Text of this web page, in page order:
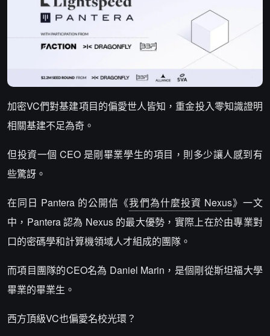
加密VC們對基建項目的偏愛世人皆知，重金投入零知識證明
相關基建不足為奇。
但投資一個 CEO 是剛畢業學生的項目，則多少讓人感到有
些驚訝。
在同日 Pantera 的公開信《我們為什麼投資 Nexus》一文
中，Pantera 認為 Nexus 的最大優勢，實際上在於由專業對
口的密碼學和計算機領域人才組成的團隊。
而項目團隊的CEO名為 Daniel Marin，是個剛從斯坦福大學
畢業的畢業生。
西方頂級VC也偏愛名校光環？